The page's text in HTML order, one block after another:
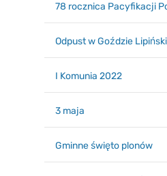
78 rocznica Pacyfikacji
Odpust w Goździe
I Komunia 2022
3 maja
Gminne święto plonów